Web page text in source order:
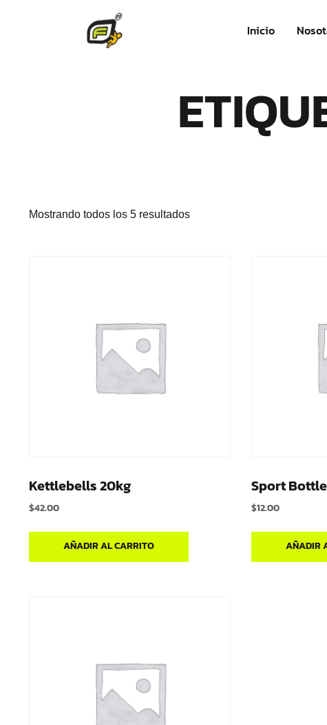
Inicio
Mostrando todos los 5 resultados
Kettlebells 20kg
$42.00
AÑADIR AL CARRITO
Sport Bottle
$12.00
AÑADIR